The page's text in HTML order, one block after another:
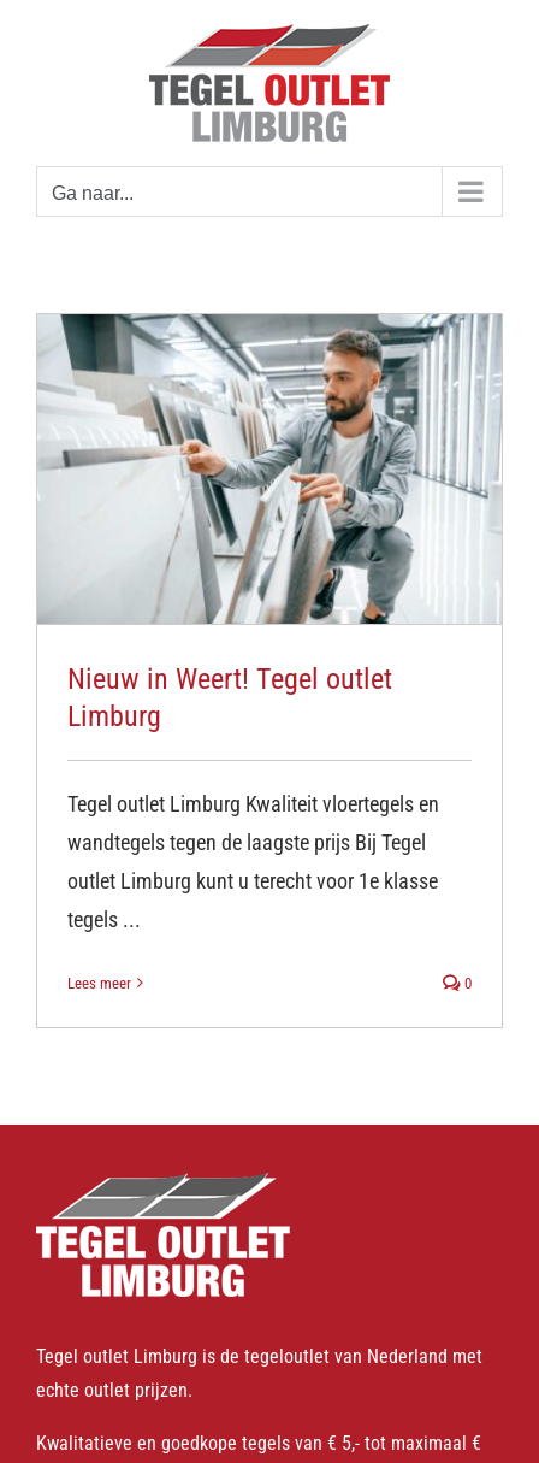
Ga naar...
Nieuw in Weert! Tegel outlet
Limburg
Tegel outlet Limburg Kwaliteit vloertegels en
wandtegels tegen de laagste prijs Bij Tegel
outlet Limburg kunt u terecht voor 1e klasse
tegels ...
Lees meer 0
Tegel outlet Limburg is de tegeloutlet van Nederland met
echte outlet prijzen.
Kwalitatieve en goedkope tegels van € 5,- tot maximaal €